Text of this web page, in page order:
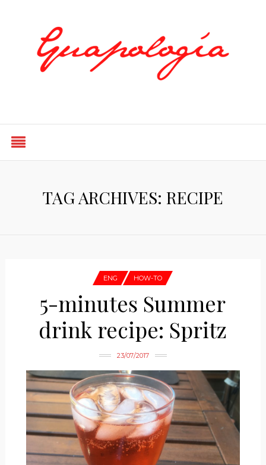
TAG ARCHIVES: RECIPE
ENG HOW-TO
5-minutes Summer
drink recipe: Spritz
23/07/2017